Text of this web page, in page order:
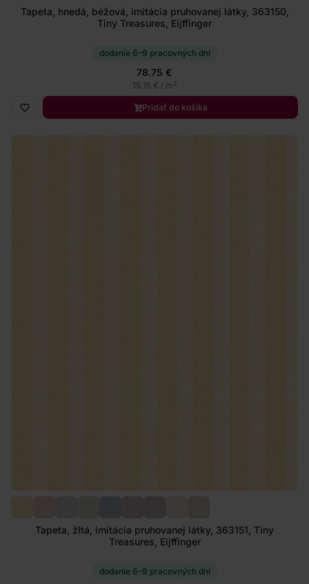
Tapeta, hnedá, béžová, imitácia pruhovanej látky, 363150,
Tiny Treasures, Eijffinger
dodanie 6–9 pracovných dní
78.75 €
15.15 € / m2
Pridať do košíka
Tapeta, žltá, imitácia pruhovanej látky, 363151, Tiny
Treasures, Eijffinger
dodanie 6–9 pracovných dní